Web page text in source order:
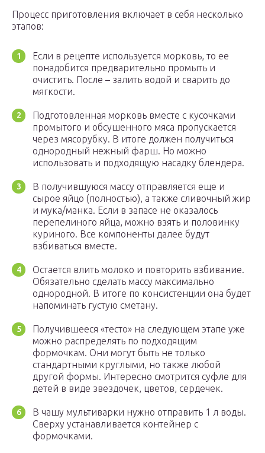
Процесс приготовления включает в себя несколько
этапов:
Если в рецепте используется морковь, то ее
понадобится предварительно промыть и
очистить. После – залить водой и сварить до
мягкости.
Подготовленная морковь вместе с кусочками
промытого и обсушенного мяса пропускается
через мясорубку. В итоге должен получиться
однородный нежный фарш. Но можно
использовать и подходящую насадку блендера.
В получившуюся массу отправляется еще и
сырое яйцо (полностью), а также сливочный жир
и мука/манка. Если в запасе не оказалось
перепелиного яйца, можно взять и половинку
куриного. Все компоненты далее будут
взбиваться вместе.
Остается влить молоко и повторить взбивание.
Обязательно сделать массу максимально
однородной. В итоге по консистенции она будет
напоминать густую сметану.
Получившееся «тесто» на следующем этапе уже
можно распределять по подходящим
формочкам. Они могут быть не только
стандартными круглыми, но также любой
другой формы. Интересно смотрится суфле для
детей в виде звездочек, цветов, сердечек.
В чашу мультиварки нужно отправить 1 л воды.
Сверху устанавливается контейнер с
формочками.